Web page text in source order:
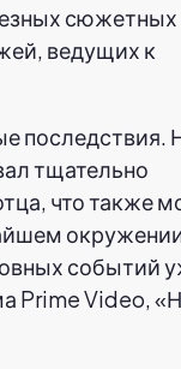
сюжетных
ведущих к
последствия.
тщательно
что также
событий
Prime Video,